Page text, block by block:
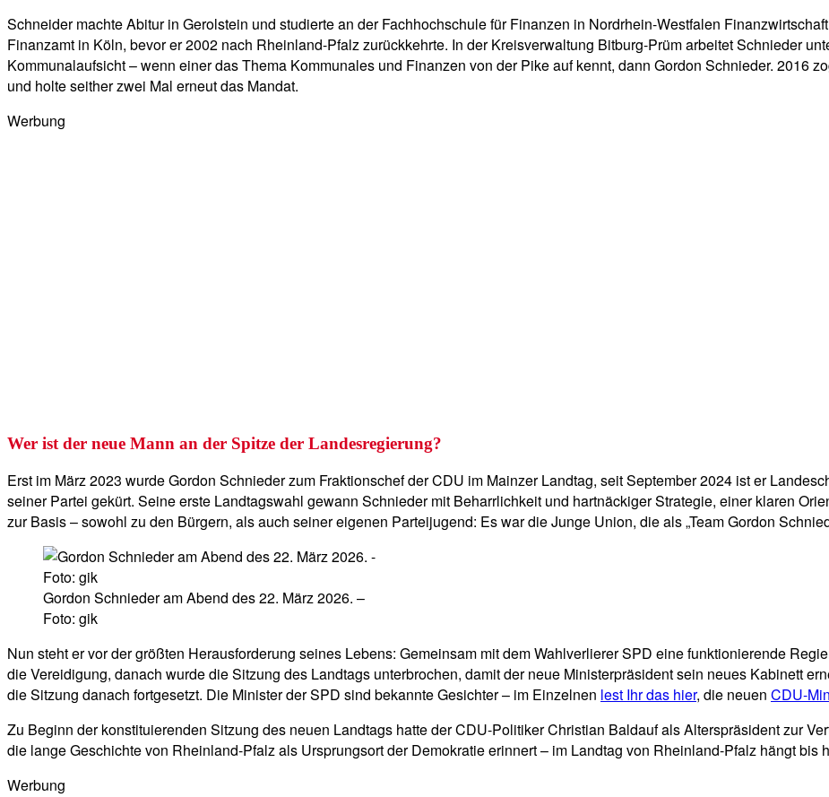
Schneider machte Abitur in Gerolstein und studierte an der Fachhochschule für Finanzen in Nordrhein-Westfalen
Finanzamt in Köln, bevor er 2002 nach Rheinland-Pfalz zurückkehrte. In der Kreisverwaltung Bitburg-Prüm arbeitet Schnieder
Kommunalaufsicht – wenn einer das Thema Kommunales und Finanzen von der Pike auf kennt, dann Gordon Schnieder. 2016
und holte seither zwei Mal erneut das Mandat.
Werbung
Wer ist der neue Mann an der Spitze der Landesregierung?
Erst im März 2023 wurde Gordon Schnieder zum Fraktionschef der CDU im Mainzer Landtag, seit September 2024 ist er
seiner Partei gekürt. Seine erste Landtagswahl gewann Schnieder mit Beharrlichkeit und hartnäckiger Strategie, einer klaren
zur Basis – sowohl zu den Bürgern, als auch seiner eigenen Parteijugend: Es war die Junge Union, die als „Team Gordon
Gordon Schnieder am Abend des 22. März 2026. –
Foto: gik
Nun steht er vor der größten Herausforderung seines Lebens: Gemeinsam mit dem Wahlverlierer SPD eine funktionierende
die Vereidigung, danach wurde die Sitzung des Landtags unterbrochen, damit der neue Ministerpräsident sein neues Kabinett
die Sitzung danach fortgesetzt. Die Minister der SPD sind bekannte Gesichter – im Einzelnen lest Ihr das hier, die neuen CDU-
Zu Beginn der konstituierenden Sitzung des neuen Landtags hatte der CDU-Politiker Christian Baldauf als Alterspräsident zur
die lange Geschichte von Rheinland-Pfalz als Ursprungsort der Demokratie erinnert – im Landtag von Rheinland-Pfalz hängt
Werbung